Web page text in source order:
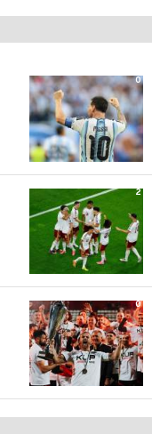
0
2
0